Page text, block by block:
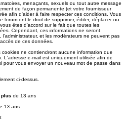
menaçants, sexuels ou tout autre message
de façon permanente (et votre fournisseur
afin d'aider à faire respecter ces conditions. Vous
forum ont le droit de supprimer, éditer, déplacer ou
êtes d'accord sur le fait que toutes les
Cependant, ces informations ne seront
et les modérateurs ne peuvent pas
de ces données.
ne contiendront aucune information que
L'adresse e-mail est uniquement utilisée afin de
pour vous envoyer un nouveau mot de passe dans
ci-dessus.
plus de 13 ans
13 ans